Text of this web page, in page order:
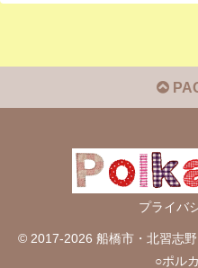
プライバ
© 2017-2026 船橋市・北習志
○ポル